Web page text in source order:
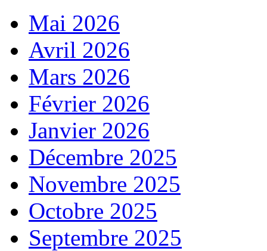
Mai 2026
Avril 2026
Mars 2026
Février 2026
Janvier 2026
Décembre 2025
Novembre 2025
Octobre 2025
Septembre 2025